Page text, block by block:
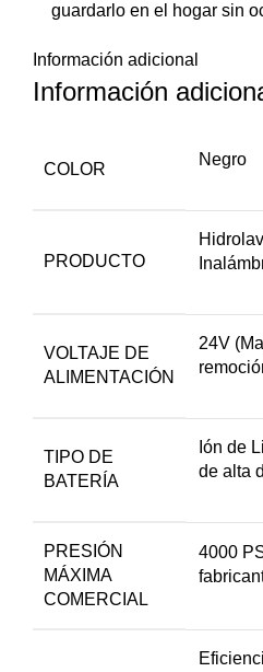
guardarlo en el hogar sin
Información adicional
Información
COLOR
Negro
PRODUCTO
VOLTAJE DE
ALIMENTACIÓN
24V
TIPO DE
BATERÍA
Ión de
de alta
PRESIÓN
MÁXIMA
COMERCIAL
4000